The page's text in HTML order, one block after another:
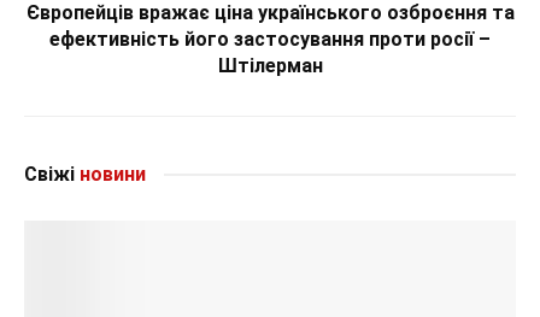
Європейців вражає ціна українського озброєння та
ефективність його застосування проти росії –
Штілерман
Свіжі новини